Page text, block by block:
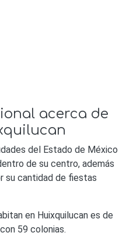
acerca de
del Estado de México
de su centro, además
su cantidad de fiestas
en Huixquilucan es de
59 colonias.